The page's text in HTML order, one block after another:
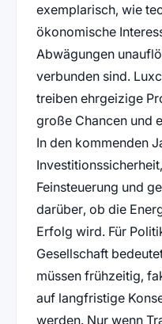
exemplarisch, wie
ökonomische
Abwägungen
verbunden sind.
treiben ehrgeizige
große Chancen und
In den kommenden
Feinsteuerung und
darüber, ob die
Erfolg wird. Für
Gesellschaft
müssen frühzeitig,
auf langfristige
werden. Nur wenn